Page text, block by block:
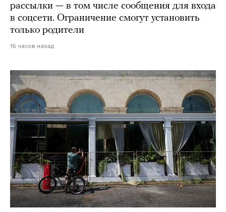
рассылки — в том числе сообщения для входа
в соцсети. Ограничение смогут установить
только родители
16 часов назад